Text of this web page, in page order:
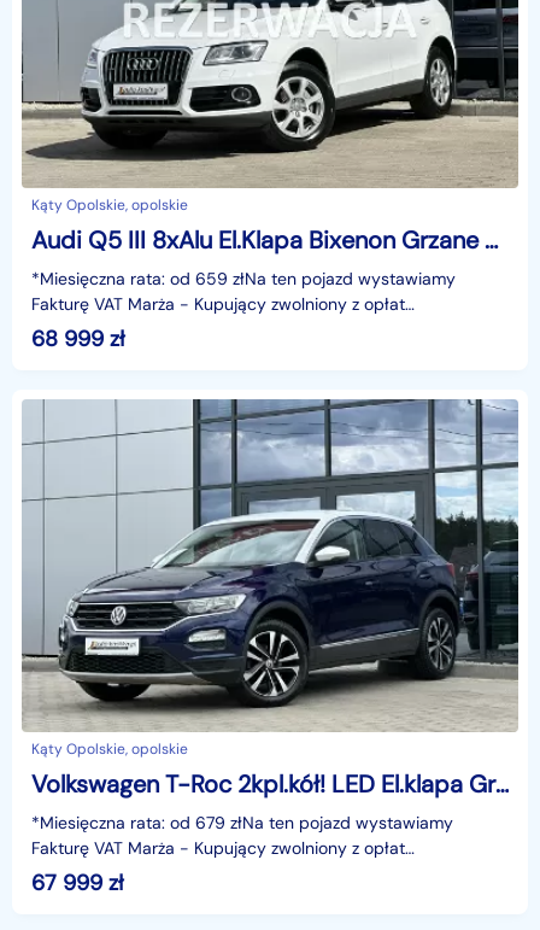
Kąty Opolskie, opolskie
Audi Q5 III 8xAlu El.Klapa Bixenon Grzane Fotele Czujniki Navi Bluetooth GWARANC
*Miesięczna rata: od 659 złNa ten pojazd wystawiamy
Fakturę VAT Marża - Kupujący zwolniony z opłat
skarbowych.Gwarancja: 6 miesięcy.Cechy
szczególne:Dynamiczny
68 999 zł
Kąty Opolskie, opolskie
Volkswagen T-Roc 2kpl.kół! LED El.klapa Grzane fotele Czujniki Asystent Navi GWARANCJ
*Miesięczna rata: od 679 złNa ten pojazd wystawiamy
Fakturę VAT Marża - Kupujący zwolniony z opłat
skarbowych.Gwarancja: 6 miesięcy.Cechy szczególne:wersja
IQ D
67 999 zł